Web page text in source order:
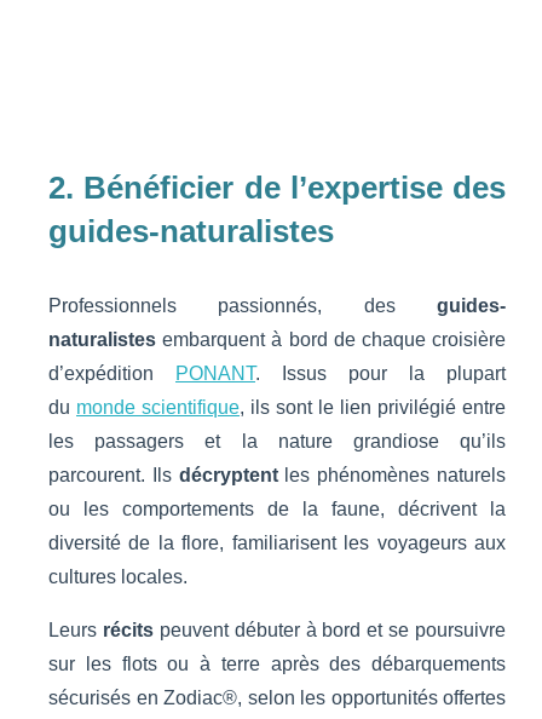
2. Bénéficier de l’expertise des
guides-naturalistes
Professionnels passionnés, des
guides-
naturalistes embarquent à bord de chaque croisière
d’expédition
PONANT. Issus pour la plupart
du monde scientifique, ils sont le lien privilégié entre
les passagers et la nature grandiose qu’ils
parcourent. Ils décryptent les phénomènes naturels
ou les comportements de la faune, décrivent la
diversité de la flore, familiarisent les voyageurs aux
cultures locales.
Leurs récits peuvent débuter à bord et se poursuivre
sur les flots ou à terre après des débarquements
sécurisés en Zodiac®, selon les opportunités offertes